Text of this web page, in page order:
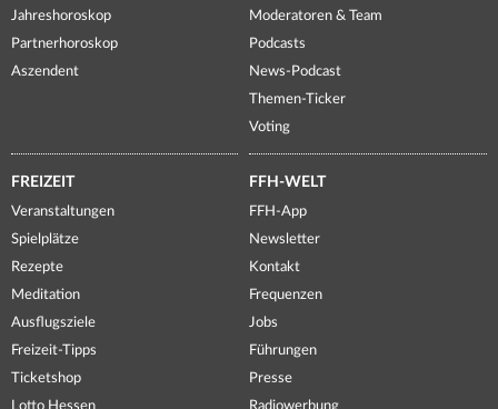
Jahreshoroskop
Partnerhoroskop
Aszendent
Moderatoren & Team
Podcasts
News-Podcast
Themen-Ticker
Voting
FREIZEIT
Veranstaltungen
Spielplätze
Rezepte
Meditation
Ausflugsziele
Freizeit-Tipps
Ticketshop
Lotto Hessen
FFH-WELT
FFH-App
Newsletter
Kontakt
Frequenzen
Jobs
Führungen
Presse
Radiowerbung